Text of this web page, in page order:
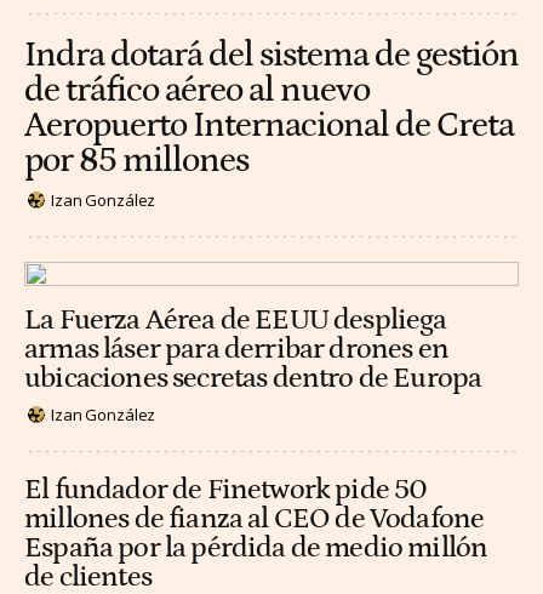
Indra dotará del sistema de gestión
de tráfico aéreo al nuevo
Aeropuerto Internacional de Creta
por 85 millones
Izan González
La Fuerza Aérea de EEUU despliega
armas láser para derribar drones en
ubicaciones secretas dentro de Europa
Izan González
El fundador de Finetwork pide 50
millones de fianza al CEO de Vodafone
España por la pérdida de medio millón
de clientes